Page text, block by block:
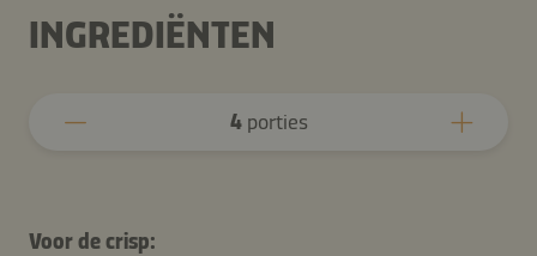
INGREDIËNTEN
4porties
Voor de crisp: